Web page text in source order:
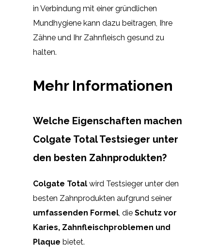
in Verbindung mit einer gründlichen
Mundhygiene kann dazu beitragen, Ihre
Zähne und Ihr Zahnfleisch gesund zu
halten.
Mehr Informationen
Welche Eigenschaften machen
Colgate Total Testsieger unter
den besten Zahnprodukten?
Colgate Total wird Testsieger unter den
besten Zahnprodukten aufgrund seiner
umfassenden Formel, die Schutz vor
Karies, Zahnfleischproblemen und
Plaque bietet.